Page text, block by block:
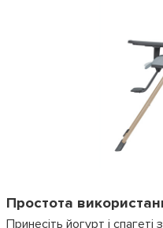
Простота
Принесіть йогурт і спагеті